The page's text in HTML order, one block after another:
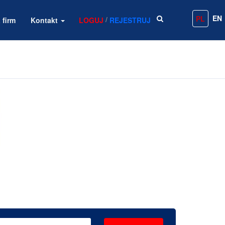
firm Kontakt LOGUJ / REJESTRUJ PL EN